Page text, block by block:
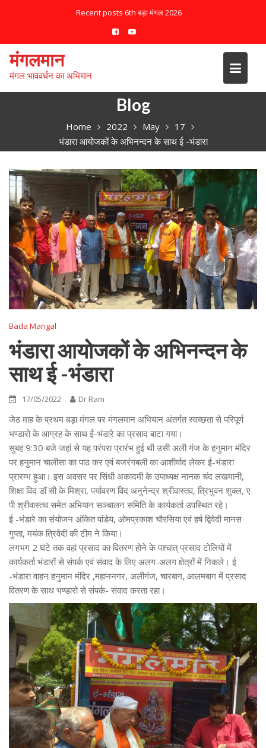
c
e
Recent posts 6th बड़ा मंगल 2026
मंगलमान
मंगल भाववर्धन का अभियान
Blog
Home 2022 May
17
भंडारा आयोजकों के अभिनन्दन के साथ ई -भंडारा
Bada Mangal
भंडारा आयोजकों के अभिनन्दन के
साथ ई -भंडारा
17/05/2022 Dr Ram
जेठ माह के प्रथम बड़ा मंगल पर मंगलमान अभियान अंतर्गत स्वच्छता से परिपूर्ण
भण्डारो के आग्रह के साथ ई-भंडारे का प्रसाद बाटा गया।
सुबह 9:30 बजे जहां से यह परंपरा प्रारंभ हुई थी उसी अली गंज के हनुमान मंदिर
पर हनुमान चालीसा का पाठ कर एवं बजरंगबली का आशीर्वाद लेकर ई-भंडारा
प्रारम्भ हुआ। इस अवसर पर सिंधी अकादमी के उपाध्यक्ष नानक चंद लखमानी,
शिक्षा विद डॉ सी के मिश्रा, पर्यावरण विद अनुनेन्द्र श्रीवास्तव, त्रिभुवन शुक्ल, ए
पी श्रीवास्तव समेत अभियान सञ्चालन समिति के कार्यकर्ता उपस्थित रहे।
ई -भंडारे का संयोजन अंकित पांडेय, ओमप्रकाश चौरसिया एवं हर्ष द्विवेदी मानस
गुप्ता, मयंक त्रिवेदी की टीम ने किया।
लगभग 2 घंटे तक वहां प्रसाद का वितरण होने के पश्चात् प्रसाद टोलियों में
कार्यकर्ता भंडारों से संपर्क एवं संवाद के लिए अलग-अलग क्षेत्रों में निकले। ई
-भंडारा वाहन हनुमान मंदिर ,महाननगर, अलीगंज, चारबाग, आलमबाग में प्रसाद
वितरण के साथ भण्डारो से संपर्क- संवाद करता रहा।